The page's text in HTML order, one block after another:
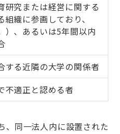
研究または経営に関する
織に参画しており、
）、あるいは5年間以内
する近隣の大学の関係者
不適正と認める者
、同一法人内に設置された